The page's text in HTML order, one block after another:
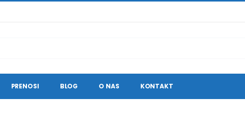
PRENOSI BLOG O NAS KONTAKT